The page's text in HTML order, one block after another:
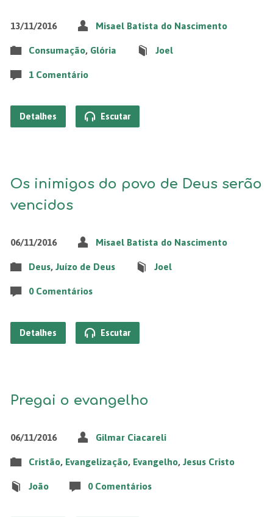
13/11/2016 Misael Batista do Nascimento
Consumação, Glória Joel
1 Comentário
Detalhes Escutar
Os inimigos do povo de Deus serão
vencidos
06/11/2016 Misael Batista do Nascimento
Deus, Juízo de Deus Joel
0 Comentários
Detalhes Escutar
Pregai o evangelho
06/11/2016 Gilmar Ciacareli
Cristão, Evangelização, Evangelho, Jesus Cristo
João 0 Comentários